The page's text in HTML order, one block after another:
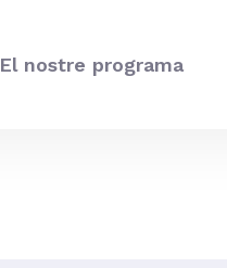
El nostre programa